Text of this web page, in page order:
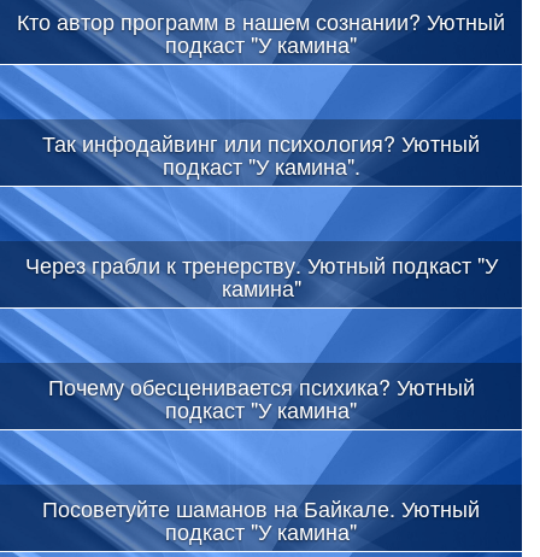
Кто автор программ в нашем сознании? Уютный
подкаст "У камина"
Так инфодайвинг или психология? Уютный
подкаст "У камина".
Через грабли к тренерству. Уютный подкаст "У
камина"
Почему обесценивается психика? Уютный
подкаст "У камина"
Посоветуйте шаманов на Байкале. Уютный
подкаст "У камина"